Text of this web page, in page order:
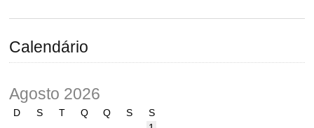
Calendário
Agosto 2026
D S T Q Q S
S